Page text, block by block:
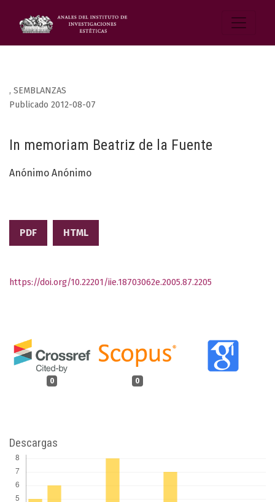
, SEMBLANZAS
In memoriam Beatriz de la Fuente
Publicado 2012-08-07
Anónimo Anónimo
PDF HTML
0 0
https://doi.org/10.22201/iie.18703062e.2005.87.2205
Descargas